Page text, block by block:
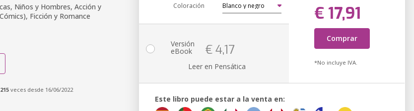
Niños y Hombres, Acción y
Ficción y Romance
veces desde 16/06/2022
Coloración € 17,91
Comprar
*No incluye IVA.
Versión
eBook € 4,17
Leer en Pensática
Este libro puede estar a la venta en: